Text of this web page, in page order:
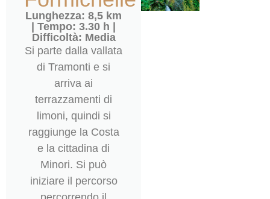
Lunghezza: 8,5 km
| Tempo: 3.30 h |
Difficoltà: Media
Si parte dalla vallata
di Tramonti e si
arriva ai
terrazzamenti di
limoni, quindi si
raggiunge la Costa
e la cittadina di
Minori. Si può
iniziare il percorso